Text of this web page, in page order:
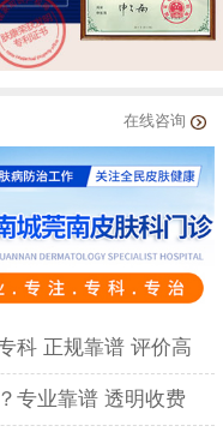
在线咨询
科 正规靠谱 评价高
专业靠谱 透明收费